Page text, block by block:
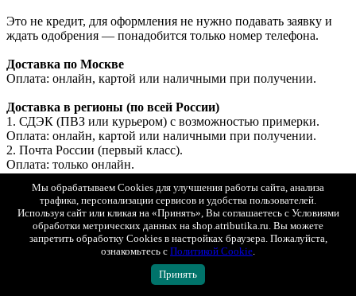
Это не кредит, для оформления не нужно подавать заявку и
ждать одобрения — понадобится только номер телефона.
Доставка по Москве
Оплата: онлайн, картой или наличными при получении.
Доставка в регионы (по всей России)
1. СДЭК (ПВЗ или курьером) с возможностью примерки.
Оплата: онлайн, картой или наличными при получении.
2. Почта России (первый класс).
Оплата: только онлайн.
Доставка в Беларусь и Казахстан
Оплата: только онлайн (банковской картой РФ).
Показать полностью
Минимальная стоимость товаров в заказе для доставки - 1
Мы обрабатываем Cookies для улучшения работы сайта, анализа
трафика, персонализации сервисов и удобства пользователей.
Используя сайт или кликая на «Принять», Вы соглашаетесь с Условиями
обработки метрических данных на shop.atributika.ru. Вы можете
запретить обработку Cookies в настройках браузера. Пожалуйста,
ознакомьтесь с Политикой Cookie.
Принять